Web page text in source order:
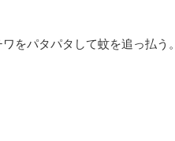
をパタパタして蚊を追っ払う。